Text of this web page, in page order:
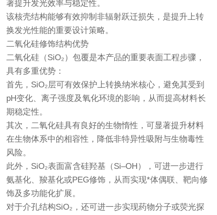
著提升发光效率与稳定性。
该核壳结构能够有效抑制非辐射跃迁损失，是提升上转
换发光性能的重要设计策略。
二氧化硅修饰结构优势
二氧化硅（SiO₂）包覆是本产品的重要表面工程步骤，
具有多重优势：
首先，SiO₂层可有效保护上转换纳米核心，避免其受到
pH变化、离子强度及氧化环境的影响，从而提高材料长
期稳定性。
其次，二氧化硅具有良好的生物惰性，可显著提升材料
在生物体系中的相容性，降低非特异性吸附与生物毒性
风险。
此外，SiO₂表面富含硅羟基（Si–OH），可进一步进行
氨基化、羧基化或PEG修饰，从而实现*体偶联、靶向修
饰及多功能化扩展。
对于介孔结构SiO₂，还可进一步实现药物分子或荧光探